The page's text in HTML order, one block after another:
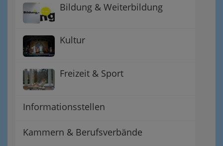
Bildung & Weiterbildung
Kultur
Freizeit & Sport
Informationsstellen
Kammern & Berufsverbände